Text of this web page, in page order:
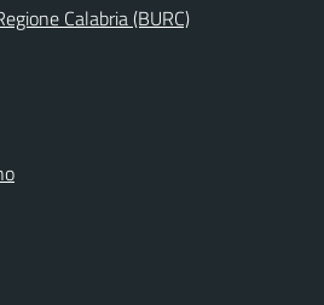
Calabria (BURC)